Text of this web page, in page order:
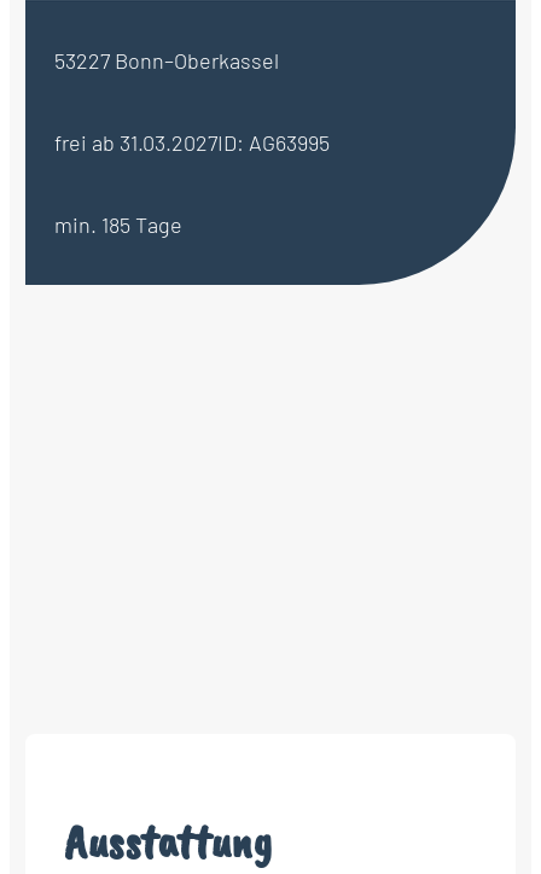
53227 Bonn–Oberkassel
frei ab 31.03.2027ID: AG63995
min. 185 Tage
Ausstattung